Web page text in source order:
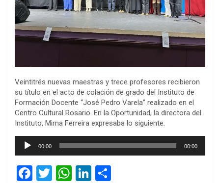
Veintitrés nuevas maestras y trece profesores recibieron
su título en el acto de colación de grado del Instituto de
Formación Docente “José Pedro Varela” realizado en el
Centro Cultural Rosario. En la Oportunidad, la directora del
Instituto, Mirna Ferreira expresaba lo siguiente.
Reproductor
00:00 00:00
F
T
W Li